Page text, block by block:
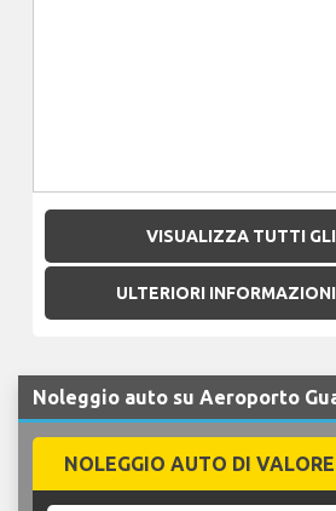
VISUALIZZA TUTTI
ULTERIORI
Noleggio auto su Aeroporto
NOLEGGIO AUTO DI